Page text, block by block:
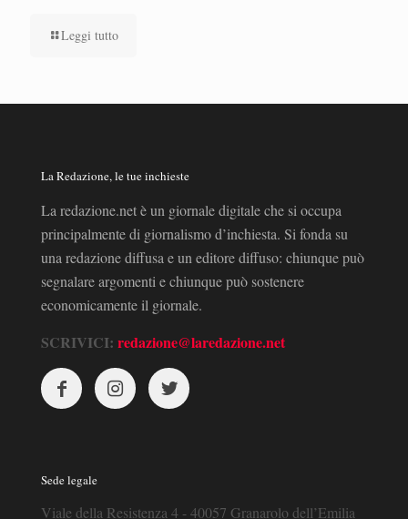
Leggi tutto
La Redazione, le tue inchieste
La redazione.net è un giornale digitale che si occupa
principalmente di giornalismo d’inchiesta. Si fonda su
una redazione diffusa e un editore diffuso: chiunque può
segnalare argomenti e chiunque può sostenere
economicamente il giornale.
SCRIVICI: redazione@laredazione.net
Sede legale
Viale della Resistenza 4 - 40057 Granarolo dell’Emilia